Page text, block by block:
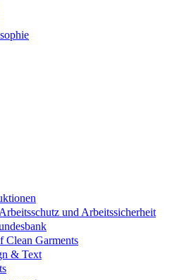
und Arbeitssicherheit
Clean Garments
& Text